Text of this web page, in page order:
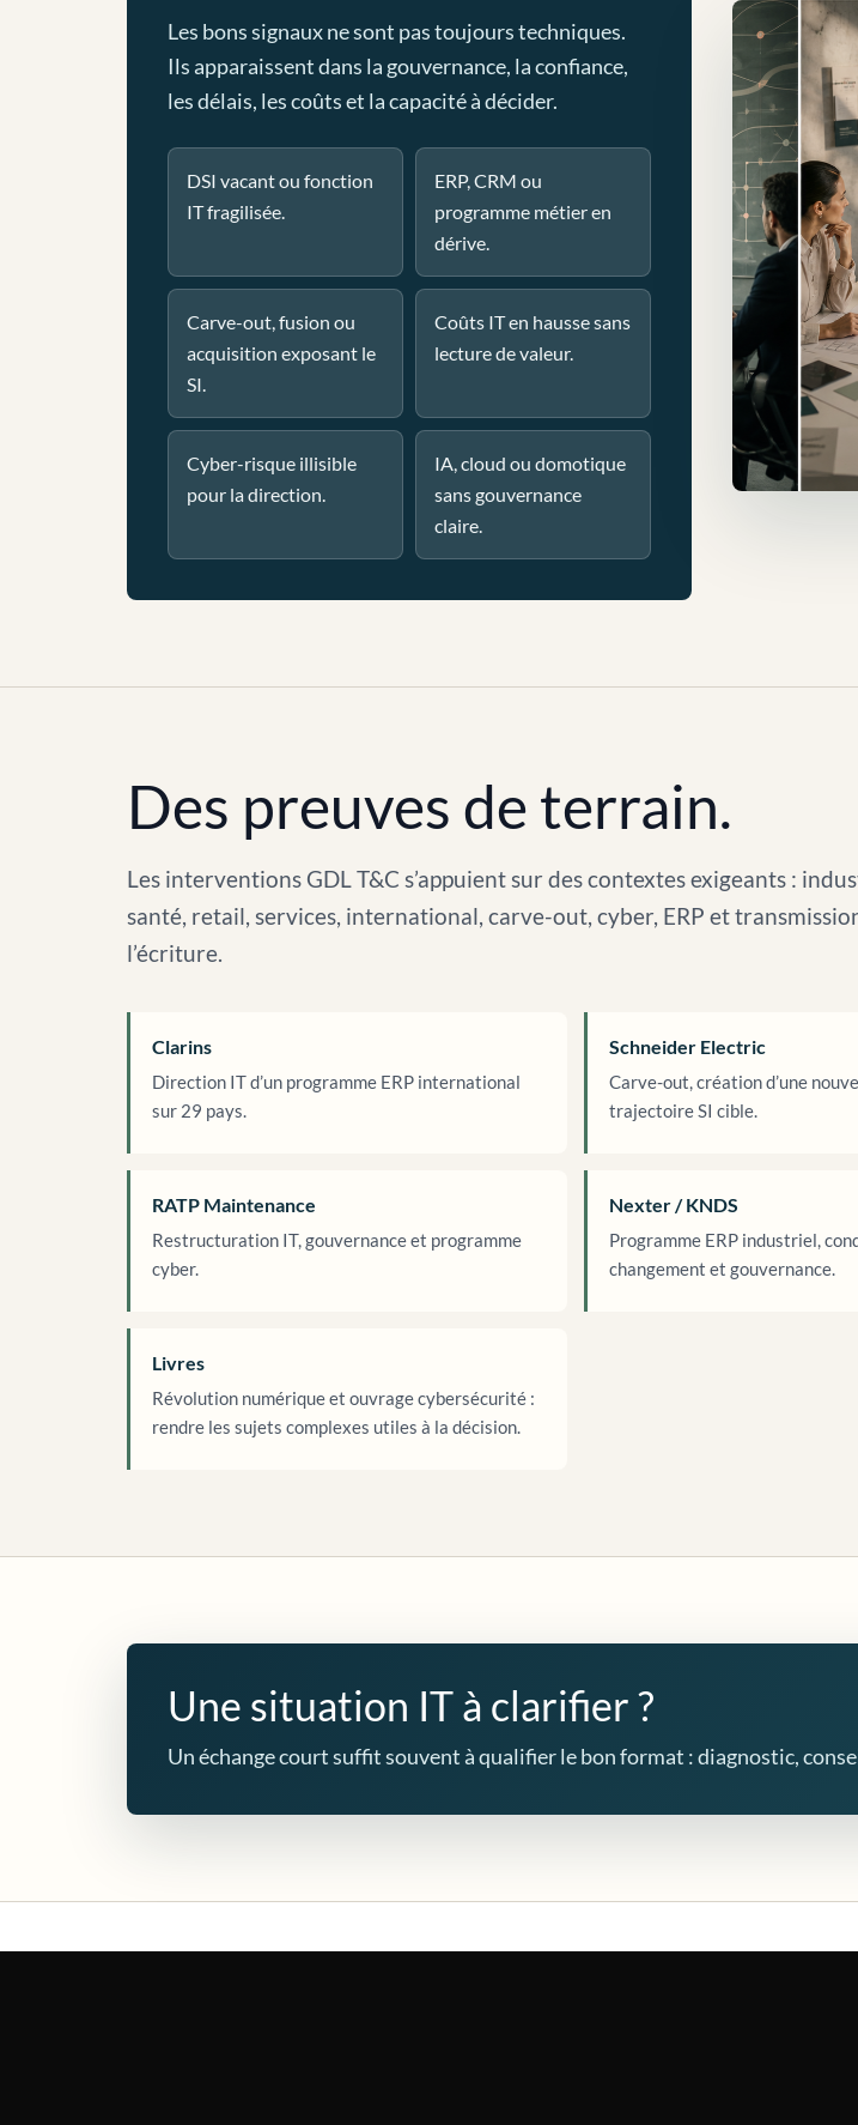
Les bons signaux ne sont pas toujours techniques.
Ils apparaissent dans la gouvernance, la confiance,
les délais, les coûts et la capacité à décider.
DSI vacant ou fonction
IT fragilisée.
ERP, CRM ou
programme métier en
dérive.
Carve-out, fusion ou
acquisition exposant le
SI.
Coûts IT en hausse sans
lecture de valeur.
Cyber-risque illisible
pour la direction.
IA, cloud ou domotique
sans gouvernance
claire.
Des preuves de terrain.
Les interventions GDL T&C s’appuient sur des contextes exigeants :
santé, retail, services, international, carve-out, cyber, ERP et
l’écriture.
Clarins
Direction IT d’un programme ERP international
sur 29 pays.
Schneider Electric
Carve-out, création d’une
trajectoire SI cible.
RATP Maintenance
Restructuration IT, gouvernance et programme
cyber.
Nexter / KNDS
Programme ERP industriel,
changement et gouvernance.
Livres
Révolution numérique et ouvrage cybersécurité :
rendre les sujets complexes utiles à la décision.
Une situation IT à clarifier ?
Un échange court suffit souvent à qualifier le bon format : diagnostic,